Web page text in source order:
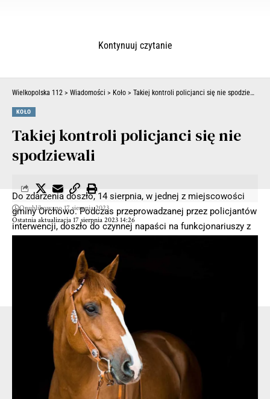
Do zdarzenia doszło, 14 sierpnia, w jednej z miejscowości
gminy Orchowo. Podczas przeprowadzanej przez policjantów
interwencji, doszło do czynnej napaści na funkcjonariuszy z
Mężczyzna groził policjantom śmiercią wymachując nożem.
Nie reagował na wezwania do zachowania zgodnego z
prawem i nie stosował się do wydawanych poleceń.
Kontynuuj czytanie
Wielkopolska 112 > Wiadomości > Koło > Takiej kontroli policjanci się nie spodziewali
KOŁO
Takiej kontroli policjanci się nie
spodziewali
Ostatnia aktualizacja 17 sierpnia 2023 14:26
Opublikowano 17 sierpnia 2023